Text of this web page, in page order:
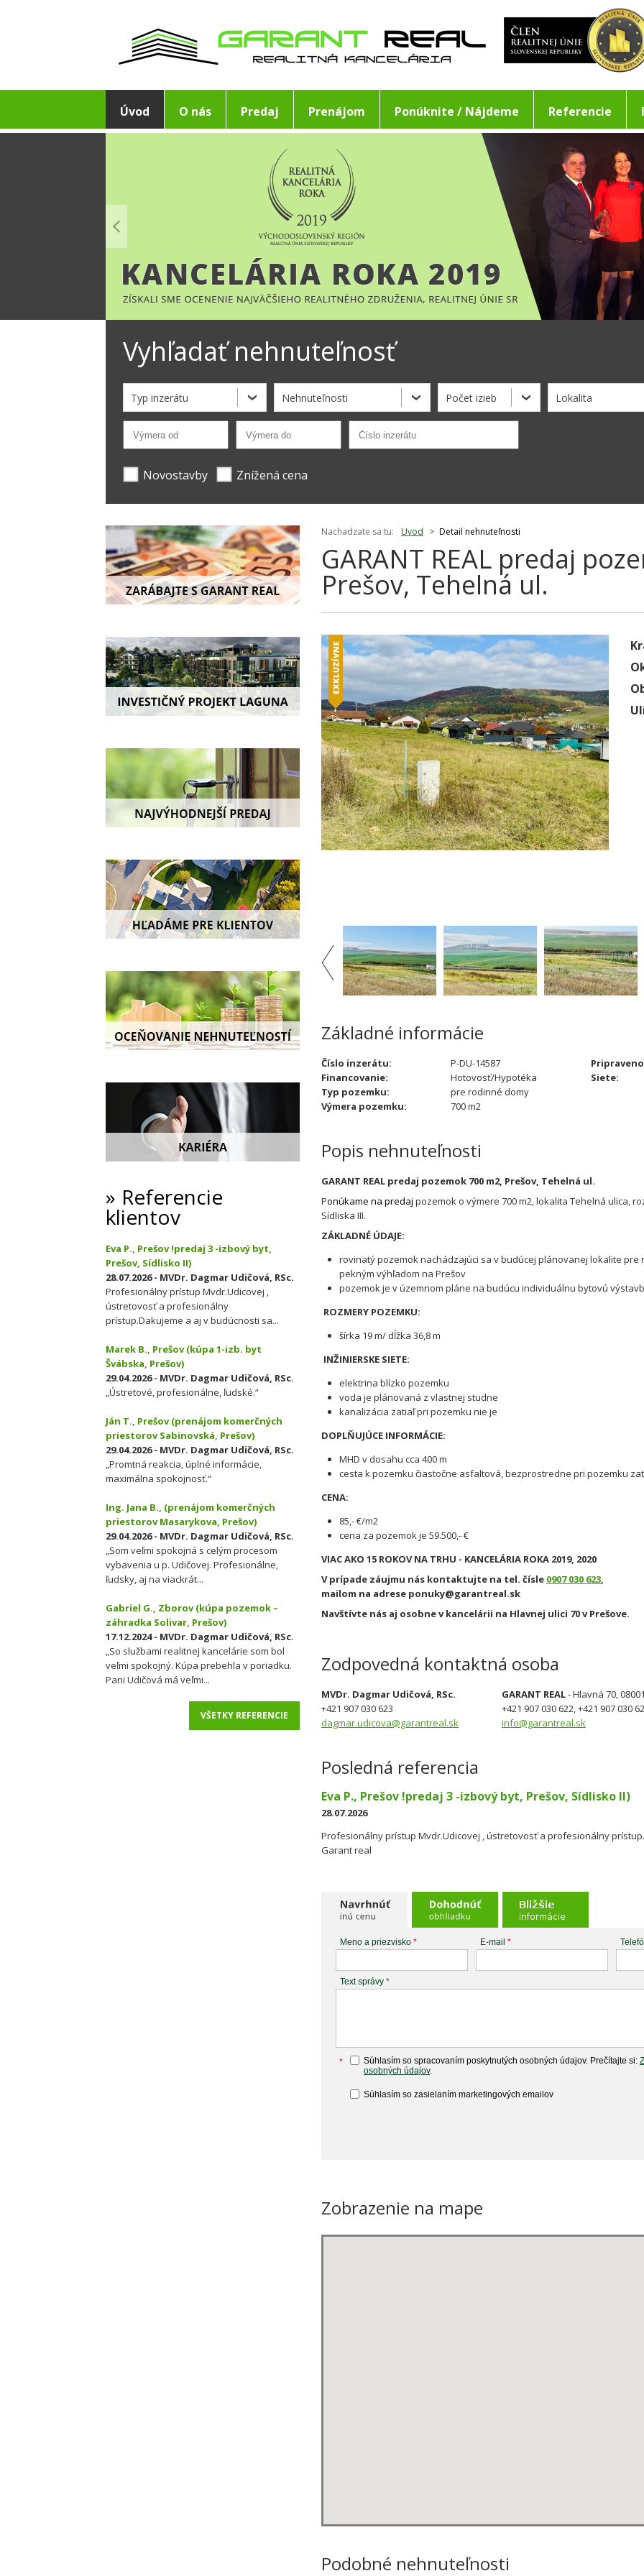
Úvod O nás Predaj Prenájom Ponúknite / Nájdeme Referencie
Vyhľadať nehnuteľnosť
Typ inzerátu Nehnuteľnosti Počet izieb Lokalita
Novostavby Znížená cena
Nachadzate sa tu: Uvod > Detail nehnuteľnosti
GARANT REAL predaj
Prešov, Tehelná ul.
Základné informácie
Číslo inzerátu:
P-DU-14587
Financovanie:
Hotovosť/Hypotéka
Typ pozemku:
pre rodinné domy
Výmera pozemku:
700 m2
Siete:
Popis nehnuteľnosti
GARANT REAL predaj pozemok 700 m2, Prešov, Tehelná ul.
Ponúkame na predaj pozemok o výmere 700 m2, lokalita Tehelná ulica,
Sídliska III.
ZÁKLADNÉ ÚDAJE:
rovinatý pozemok nachádzajúci sa v budúcej plánovanej lokalite pre
pekným výhľadom na Prešov
pozemok je v územnom pláne na budúcu individuálnu bytovú
ROZMERY POZEMKU:
šírka 19 m/ dĺžka 36,8 m
INŽINIERSKE SIETE:
elektrina blízko pozemku
voda je plánovaná z vlastnej studne
kanalizácia zatiaľ pri pozemku nie je
DOPLŇUJÚCE INFORMÁCIE:
MHD v dosahu cca 400 m
cesta k pozemku čiastočne asfaltová, bezprostredne pri pozemku
CENA:
85,- €/m2
cena za pozemok je 59.500,- €
VIAC AKO 15 ROKOV NA TRHU - KANCELÁRIA ROKA 2019, 2020
V prípade záujmu nás kontaktujte na tel. čísle 0907 030 623,
mailom na adrese ponuky@garantreal.sk
Navštívte nás aj osobne v kancelárii na Hlavnej ulici 70 v Prešove.
Zodpovedná kontaktná osoba
MVDr. Dagmar Udičová, RSc.
+421 907 030 623
dagmar.udicova@garantreal.sk
GARANT REAL- Hlavná 70,
+421 907 030 622, +421 907 030
info@garantreal.sk
Posledná referencia
Eva P., Prešov !predaj 3 -izbový byt, Prešov, Sídlisko II)
28.07.2026
Profesionálny prístup Mvdr.Udicovej , ústretovosť a profesionálny
Garant real
Meno a priezvisko * E-mail *
Text správy *
* Súhlasím so spracovaním poskytnutých osobných údajov. Prečítajte si:
osobných údajov.
Súhlasím so zasielaním marketingových emailov
Zobrazenie na mape
Podobné nehnuteľnosti
Referencie
klientov
Eva P., Prešov !predaj 3 -izbový byt,
Prešov, Sídlisko II)
28.07.2026 - MVDr. Dagmar Udičová, RSc.
Profesionálny prístup Mvdr.Udicovej ,
ústretovosť a profesionálny
prístup.Dakujeme a aj v budúcnosti sa...
Marek B., Prešov (kúpa 1-izb. byt
Švábska, Prešov)
29.04.2026 - MVDr. Dagmar Udičová, RSc.
„Ústretové, profesionálne, ľudské.“
Ján T., Prešov (prenájom komerčných
priestorov Sabinovská, Prešov)
29.04.2026 - MVDr. Dagmar Udičová, RSc.
„Promtná reakcia, úplné informácie,
maximálna spokojnosť.“
Ing. Jana B., (prenájom komerčných
priestorov Masarykova, Prešov)
29.04.2026 - MVDr. Dagmar Udičová, RSc.
„Som veľmi spokojná s celým procesom
vybavenia u p. Udičovej. Profesionálne,
ľudsky, aj na viackrát...
Gabriel G., Zborov (kúpa pozemok –
záhradka Solivar, Prešov)
17.12.2024 - MVDr. Dagmar Udičová, RSc.
„So službami realitnej kancelárie som bol
veľmi spokojný. Kúpa prebehla v poriadku.
Pani Udičová má veľmi...
VŠETKY REFERENCIE